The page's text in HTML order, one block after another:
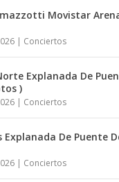
Movistar
| Conciertos
Explanada De
)
| Conciertos
Explanada De Puente
| Conciertos